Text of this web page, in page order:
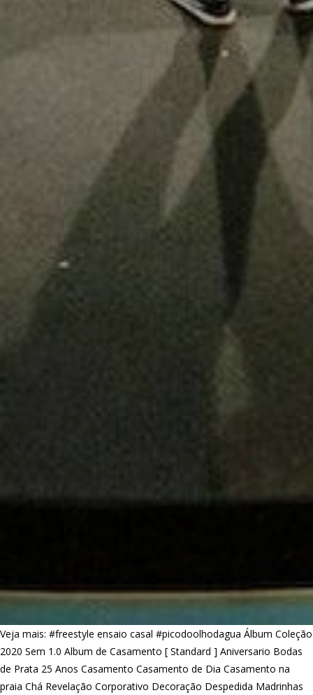
Veja mais: #freestyle ensaio casal #picodoolhodagua Álbum Coleção
2020 Sem 1.0 Album de Casamento [ Standard ] Aniversario Bodas
de Prata 25 Anos Casamento Casamento de Dia Casamento na
praia Chá Revelação Corporativo Decoração Despedida Madrinhas